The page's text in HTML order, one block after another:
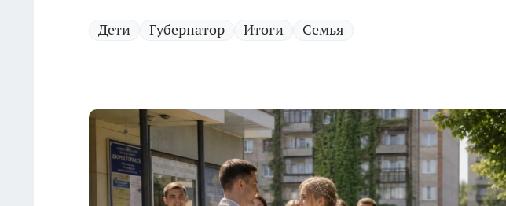
Дети Губернатор Итоги Семья